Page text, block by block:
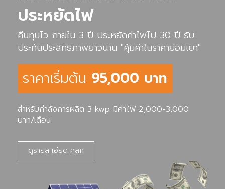
ประหยัดไฟ
คืนทุนไว ภายใน 3 ปี ประหยัดค่าไฟไป 30 ปี รับ
ประกันประสิทธิภาพยาวนาน "คุ้มค่าในราคาย่อมเยา"
ราคาเริ่มต้น 95,000 บาท
สำหรับกำลังการผลิต 3 kwp มีค่าไฟ 2,000-3,000
บาท/เดือน
ดูรายละเอียด คลิก